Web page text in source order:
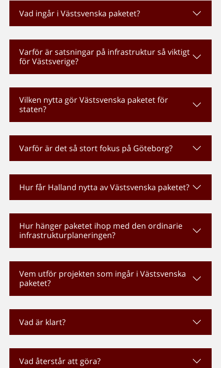
Vad ingår i Västsvenska paketet?
Varför är satsningar på infrastruktur så viktigt
för Västsverige?
Vilken nytta gör Västsvenska paketet för
staten?
Varför är det så stort fokus på Göteborg?
Hur får Halland nytta av Västsvenska paketet?
Hur hänger paketet ihop med den ordinarie
infrastrukturplaneringen?
Vem utför projekten som ingår i Västsvenska
paketet?
Vad är klart?
Vad återstår att göra?